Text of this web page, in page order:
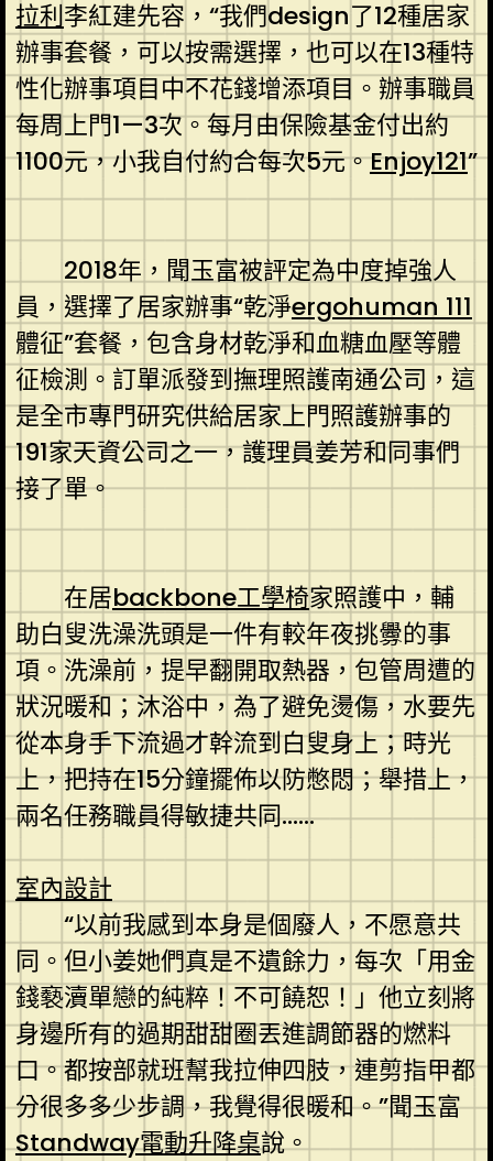
拉利李紅建先容，“我們design了12種居家
辦事套餐，可以按需選擇，也可以在13種特
性化辦事項目中不花錢增添項目。辦事職員
每周上門1—3次。每月由保險基金付出約
1100元，小我自付約合每次5元。Enjoy121”
2018年，聞玉富被評定為中度掉強人
員，選擇了居家辦事“乾淨ergohuman 111
體征”套餐，包含身材乾淨和血糖血壓等體
征檢測。訂單派發到撫理照護南通公司，這
是全市專門研究供給居家上門照護辦事的
191家天資公司之一，護理員姜芳和同事們
接了單。
在居backbone工學椅家照護中，輔
助白叟洗澡洗頭是一件有較年夜挑釁的事
項。洗澡前，提早翻開取熱器，包管周遭的
狀況暖和；沐浴中，為了避免燙傷，水要先
從本身手下流過才幹流到白叟身上；時光
上，把持在15分鐘擺佈以防憋悶；舉措上，
兩名任務職員得敏捷共同……
室內設計
“以前我感到本身是個廢人，不愿意共
同。但小姜她們真是不遺餘力，每次「用金
錢褻瀆單戀的純粹！不可饒恕！」他立刻將
身邊所有的過期甜甜圈丟進調節器的燃料
口。都按部就班幫我拉伸四肢，連剪指甲都
分很多多少步調，我覺得很暖和。”聞玉富
Standway電動升降桌說。